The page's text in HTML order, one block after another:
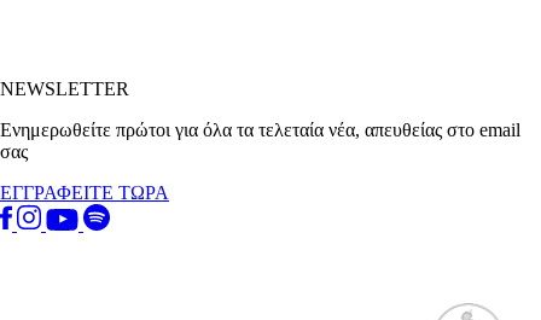
NEWSLETTER
Ενημερωθείτε πρώτοι για όλα τα τελεταία νέα, απευθείας στο email
σας
ΕΓΓΡΑΦΕΙΤΕ ΤΩΡΑ